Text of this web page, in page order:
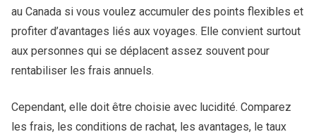
au Canada si vous voulez accumuler des points flexibles et
profiter d’avantages liés aux voyages. Elle convient surtout
aux personnes qui se déplacent assez souvent pour
rentabiliser les frais annuels.
Cependant, elle doit être choisie avec lucidité. Comparez
les frais, les conditions de rachat, les avantages, le taux